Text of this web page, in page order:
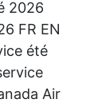
2026
FR EN
été
Air